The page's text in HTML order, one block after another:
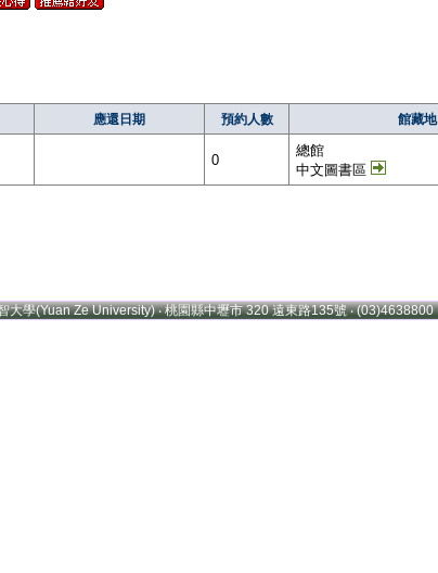
應還日期 預約人數 館藏地
0
總館
中文圖書區
大學(Yuan Ze University) ‧ 桃園縣中壢市 320 遠東路135號 ‧ (03)4638800